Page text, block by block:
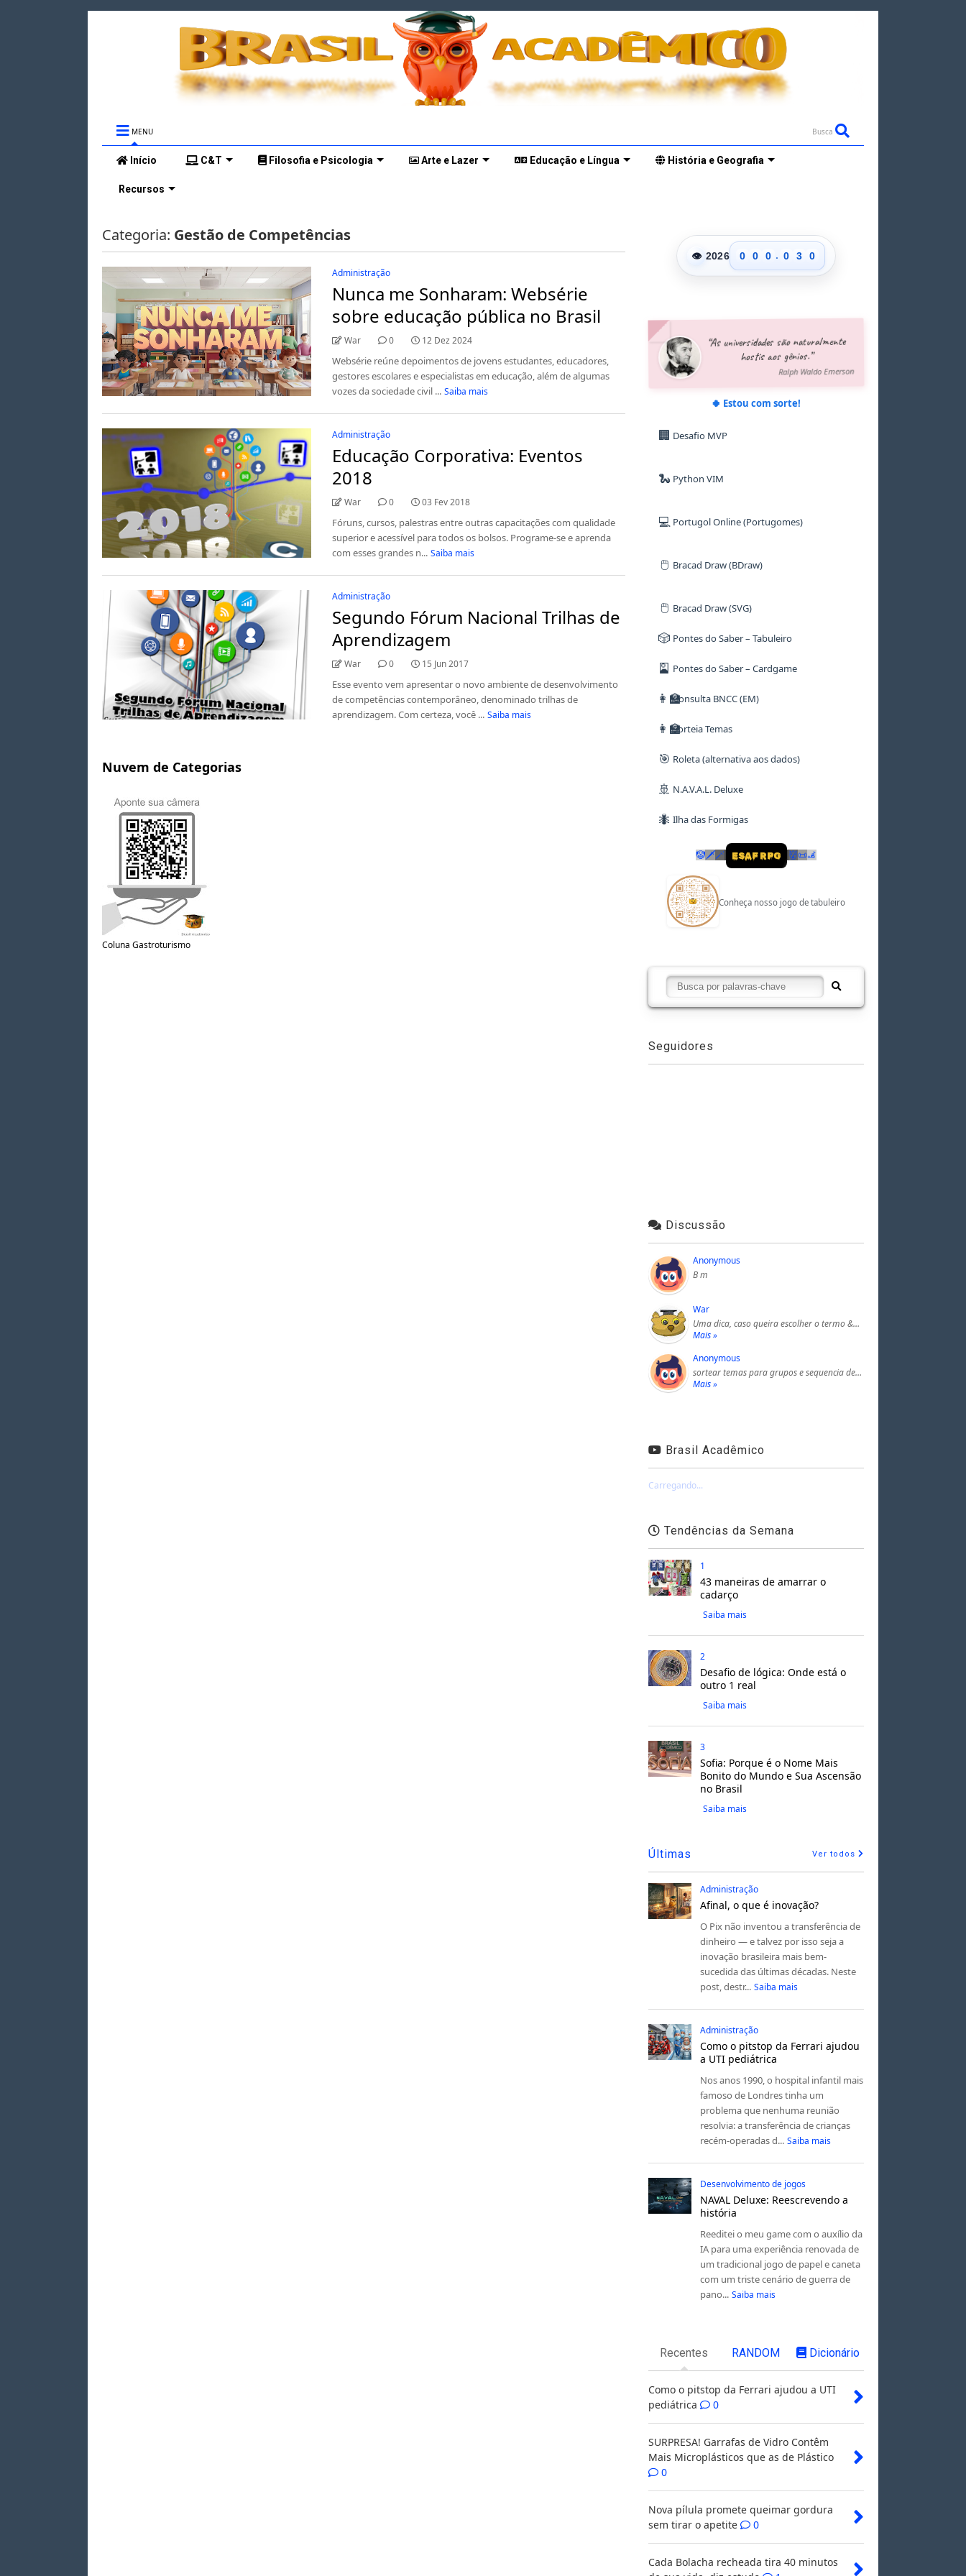
MENU Busca
Início C&T Filosofia e Psicologia Arte e Lazer Educação e Língua História e Geografia
Recursos
Categoria: Gestão de Competências
Administração
Nunca me Sonharam: Websérie
sobre educação pública no Brasil
War 0 12 Dez 2024
Websérie reúne depoimentos de jovens estudantes, educadores,
gestores escolares e especialistas em educação, além de algumas
vozes da sociedade civil ... Saiba mais
Administração
Educação Corporativa: Eventos
2018
War 0 03 Fev 2018
Fóruns, cursos, palestras entre outras capacitações com qualidade
superior e acessível para todos os bolsos. Programe-se e aprenda
com esses grandes n... Saiba mais
Administração
Segundo Fórum Nacional Trilhas de
Aprendizagem
War 0 15 Jun 2017
Esse evento vem apresentar o novo ambiente de desenvolvimento
de competências contemporâneo, denominado trilhas de
aprendizagem. Com certeza, você ... Saiba mais
Nuvem de Categorias
Coluna Gastroturismo
👁 2026
0
1
6
7
0
1
6
7
0
1
6
7
. 0
1
6
7
8
2
3
4
9
0
1
6
7
8
“As universidades são naturalmente
hostis aos gênios.”
Ralph Waldo Emerson
🍀 Estou com sorte!
🏢 Desafio MVP
🐍 Python VIM
💻 Portugol Online (Portugomes)
🖱️ Bracad Draw (BDraw)
🖱️ Bracad Draw (SVG)
🎲 Pontes do Saber – Tabuleiro
🎴 Pontes do Saber – Cardgame
👩‍🏫Consulta BNCC (EM)
👩‍🏫Sorteia Temas
🎯 Roleta (alternativa aos dados)
🚢 N.A.V.A.L. Deluxe
🐜 Ilha das Formigas
🤡🗡🪄 ESAF RPG 👹📜🦼
Conheça nosso jogo de tabuleiro
Seguidores
Discussão
Anonymous
B m
War
Uma dica, caso queira escolher o termo &…
Mais »
Anonymous
sortear temas para grupos e sequencia de…
Mais »
Brasil Acadêmico
Carregando...
Tendências da Semana
1
43 maneiras de amarrar o
cadarço
Saiba mais
2
Desafio de lógica: Onde está o
outro 1 real
Saiba mais
3
Sofia: Porque é o Nome Mais
Bonito do Mundo e Sua Ascensão
no Brasil
Saiba mais
Últimas Ver todos
Administração
Afinal, o que é inovação?
O Pix não inventou a transferência de
dinheiro — e talvez por isso seja a
inovação brasileira mais bem-
sucedida das últimas décadas. Neste
post, destr... Saiba mais
Administração
Como o pitstop da Ferrari ajudou
a UTI pediátrica
Nos anos 1990, o hospital infantil mais
famoso de Londres tinha um
problema que nenhuma reunião
resolvia: a transferência de crianças
recém-operadas d... Saiba mais
Desenvolvimento de jogos
NAVAL Deluxe: Reescrevendo a
história
Reeditei o meu game com o auxílio da
IA para uma experiência renovada de
um tradicional jogo de papel e caneta
com um triste cenário de guerra de
pano... Saiba mais
Recentes RANDOM Dicionário
Como o pitstop da Ferrari ajudou a UTI
pediátrica
0
SURPRESA! Garrafas de Vidro Contêm
Mais Microplásticos que as de Plástico
0
Nova pílula promete queimar gordura
sem tirar o apetite
0
Cada Bolacha recheada tira 40 minutos